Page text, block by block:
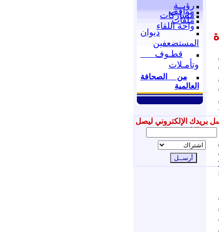
رؤيــة
مواقف
مشاركات
ملفات
واحة اللقاء
ديوان
المستضعفين
قطـوف
وتأمـلات
من الصحافة
العالمية
بريدك الإلكتروني ليصل
إليك جديدنا
27